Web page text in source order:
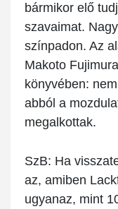
bármikor elő
szavaimat.
színpadon. Az
Makoto
könyvében:
abból a
megalkottak.
SzB: Ha
az, amiben
ugyanaz, mint